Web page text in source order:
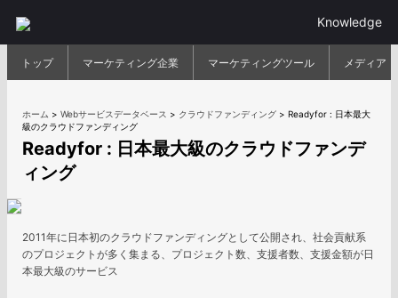
Knowledge
トップ マーケティング企業 マーケティングツール メディア
ホーム >Webサービスデータベース > クラウドファンディング >Readyfor : 日本最大
級のクラウドファンディング
Readyfor : 日本最大級のクラウドファンデ
ィング
2011年に日本初のクラウドファンディングとして公開され、社会貢献系
のプロジェクトが多く集まる、プロジェクト数、支援者数、支援金額が日
本最大級のサービス